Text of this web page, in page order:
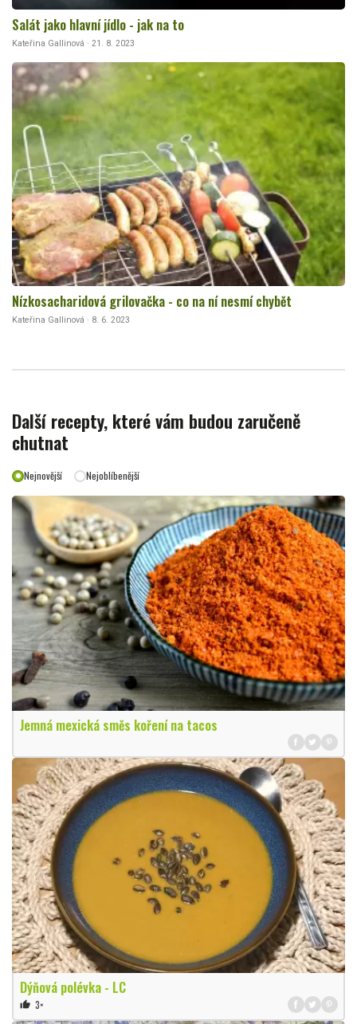
Salát jako hlavní jídlo - jak na to
Kateřina Gallinová · 21. 8. 2023
Nízkosacharidová grilovačka - co na ní nesmí chybět
Kateřina Gallinová · 8. 6. 2023
Další recepty, které vám budou zaručeně
chutnat
Nejnovější Nejoblíbenější
Jemná mexická směs koření na tacos
Dýňová polévka - LC
thumb_up 3×